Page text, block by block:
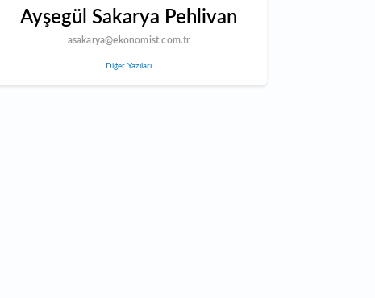
Ayşegül Sakarya Pehlivan
asakarya@ekonomist.com.tr
Diğer Yazıları